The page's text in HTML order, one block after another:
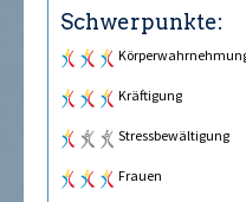
Schwerpunkte:
Kräftigung
Stressbewältigung
Frauen